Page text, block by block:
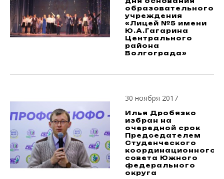
образовательного
учреждения
«Лицей №5 имени
Ю.А.Гагарина
Центрального
района
Волгограда»
30 ноября 2017
Илья Дробязко
избран на
очередной срок
Председателем
Студенческого
координационного
совета Южного
федерального
округа